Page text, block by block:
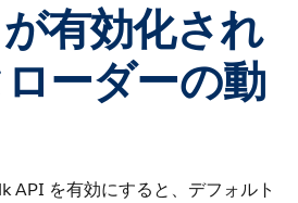
有効化され
ーダーの動
API を有効にすると、デフォルト